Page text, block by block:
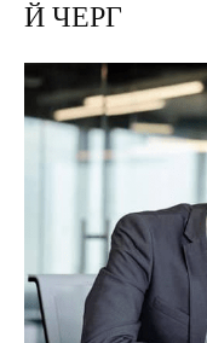
Й ЧЕРГ